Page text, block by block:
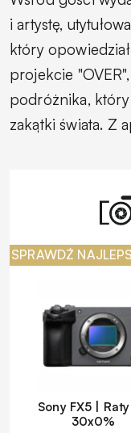
i artystę,
który
projekcie
podróżnika,
zakątki świata. Z
SPRAWDŹ
Sony FX5 |
30x0%